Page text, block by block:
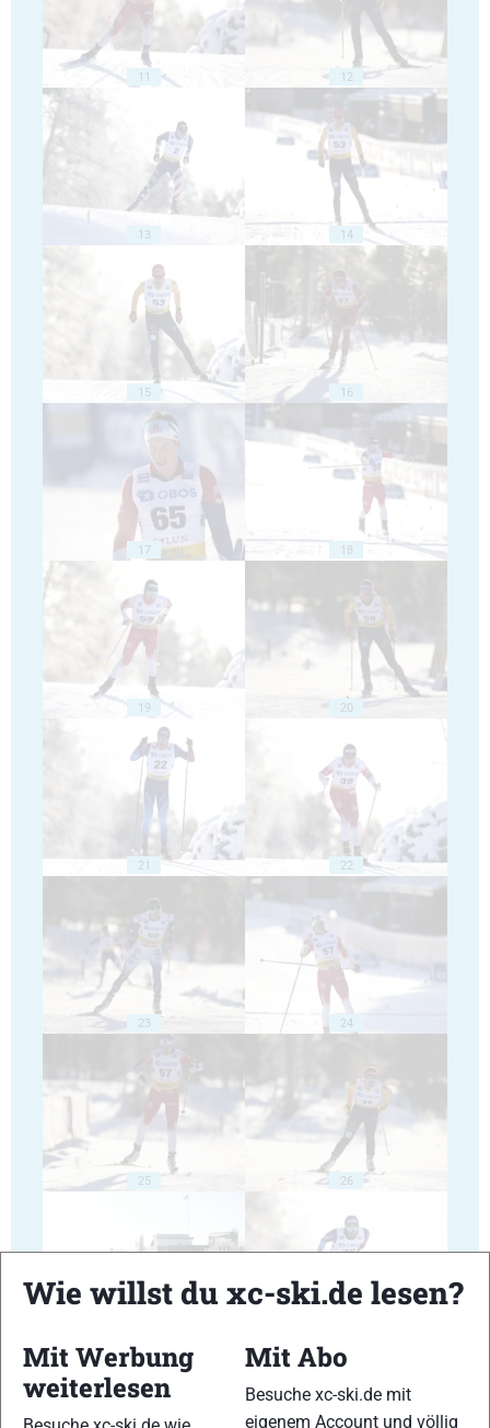
11 12
13 14
15 16
17 18
19 20
21 22
23 24
25 26
Wie willst du xc-ski.de lesen?
Mit Werbung
weiterlesen
Mit Abo
Besuche xc-ski.de mit
eigenem Account und völlig